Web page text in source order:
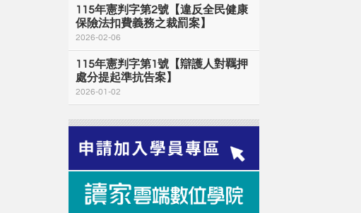
115年憲判字第2號【違反全民健康
保險法扣費義務之裁罰案】
2026-02-06
115年憲判字第1號【辯護人對羈押
處分提起準抗告案】
2026-01-02